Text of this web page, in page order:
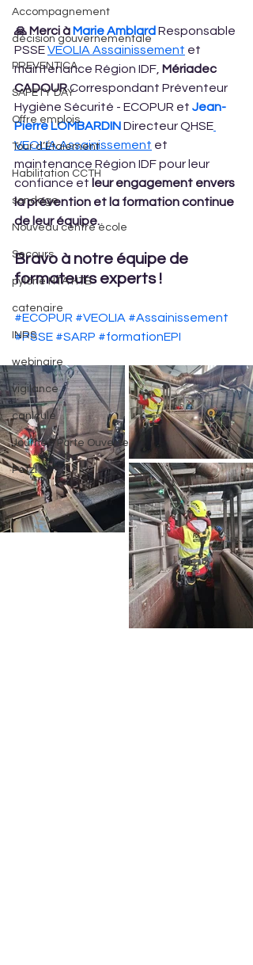
Accompagnement
décision gouvernementale
PREVENTICA
SAFETY DAY
Offre emplois
Tour d’Étaiement
Habilitation CCTH
sondage
Nouveau centre école
Secours
pylône HTA HTB
catenaire
INRS
webinaire
vigilance
canicule
Journée Porte Ouverte
Petzl
🙏 Merci à Marie Amblard Responsable
PSSE VEOLIA Assainissement et
maintenance Région IDF, Mériadec
CADOUR Correspondant Préventeur
Hygiène Sécurité - ECOPUR et Jean-
Pierre LOMBARDIN Directeur QHSE
VEOLIA Assainissement et
maintenance Région IDF pour leur
confiance et leur engagement envers
la prévention et la formation continue
de leur équipe.
Bravo à notre équipe de
formateurs experts !
#ECOPUR #VEOLIA #Assainissement
#PSSE #SARP #formationEPI